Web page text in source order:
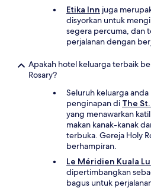
Etika Inn juga
disyorkan untuk
segera percuma, dan
perjalanan dengan
Apakah hotel keluarga terbaik
Rosary?
Seluruh keluarga
penginapan di The
yang menawarkan
makan kanak-kanak
terbuka. Gereja Holy
berhampiran.
Le Méridien Kuala
dipertimbangkan
bagus untuk